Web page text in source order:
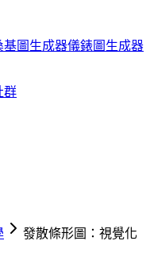
基圖生成器儀錶圖生成器
群
發散條形圖：視覺化